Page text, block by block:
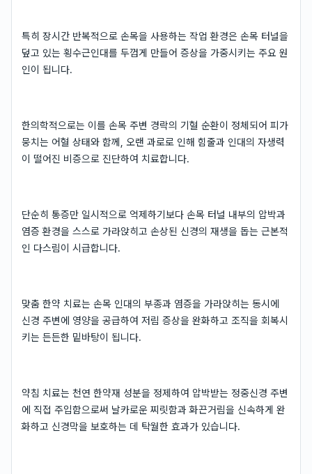
특히 장시간 반복적으로 손목을 사용하는 작업 환경은 손목 터널을
덮고 있는 횡수근인대를 두껍게 만들어 증상을 가중시키는 주요 원
인이 됩니다.
한의학적으로는 이를 손목 주변 경락의 기혈 순환이 정체되어 피가
뭉치는 어혈 상태와 함께, 오랜 과로로 인해 힘줄과 인대의 자생력
이 떨어진 비증으로 진단하여 치료합니다.
단순히 통증만 일시적으로 억제하기보다 손목 터널 내부의 압박과
염증 환경을 스스로 가라앉히고 손상된 신경의 재생을 돕는 근본적
인 다스림이 시급합니다.
맞춤 한약 치료는 손목 인대의 부종과 염증을 가라앉히는 동시에
신경 주변에 영양을 공급하여 저림 증상을 완화하고 조직을 회복시
키는 든든한 밑바탕이 됩니다.
약침 치료는 천연 한약재 성분을 정제하여 압박받는 정중신경 주변
에 직접 주입함으로써 날카로운 찌릿함과 화끈거림을 신속하게 완
화하고 신경막을 보호하는 데 탁월한 효과가 있습니다.